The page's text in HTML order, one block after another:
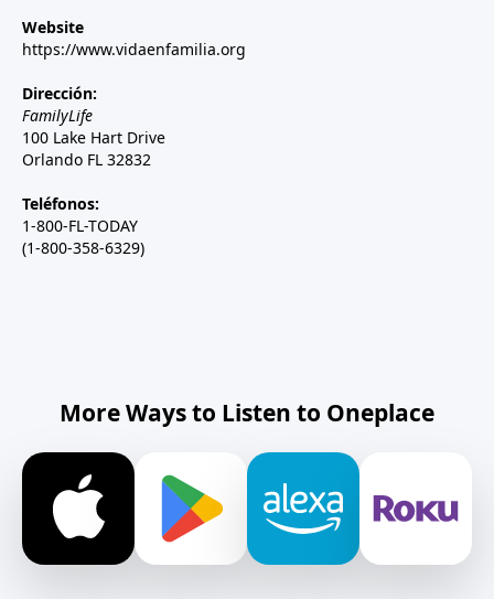
Website
https://www.vidaenfamilia.org
Dirección:
FamilyLife
100 Lake Hart Drive
Orlando FL 32832
Teléfonos:
1-800-FL-TODAY
(1-800-358-6329)
More Ways to Listen to Oneplace